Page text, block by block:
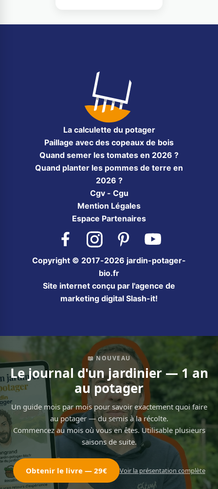
La calculette du potager
Paillage avec des copeaux de bois
Quand semer les tomates en 2026 ?
Quand planter les pommes de terre en
2026 ?
Cgv - Cgu
Mention Légales
Espace Partenaires
Facebook InstagramPinterest YouTube
Copyright © 2017-2026 jardin-potager-
bio.fr
Site internet conçu par l'agence de
marketing digital Slash-it!
📖 NOUVEAU
Le journal d'un jardinier — 1 an
au potager
Un guide mois par mois pour savoir exactement quoi faire
au potager — du semis à la récolte.
Commencez au mois où vous en êtes. Utilisable plusieurs
saisons de suite.
Obtenir le livre — 29€ Voir la présentation complète